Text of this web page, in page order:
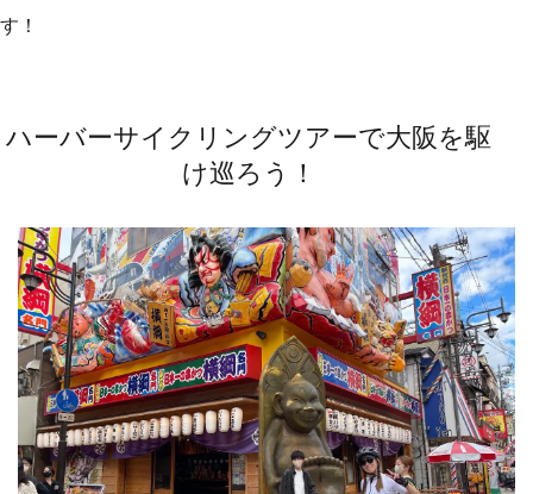
す！
ハーバーサイクリングツアーで大阪を駆
け巡ろう！